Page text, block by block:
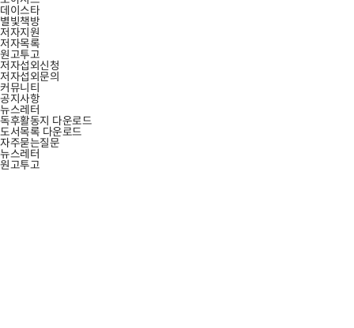
데이스타
별빛책방
저자지원
저자목록
원고투고
저자섭외신청
저자섭외문의
커뮤니티
공지사항
뉴스레터
독후활동지 다운로드
도서목록 다운로드
자주묻는질문
뉴스레터
원고투고